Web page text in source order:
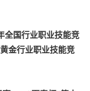
全国行业职业技能竞
金行业职业技能竞